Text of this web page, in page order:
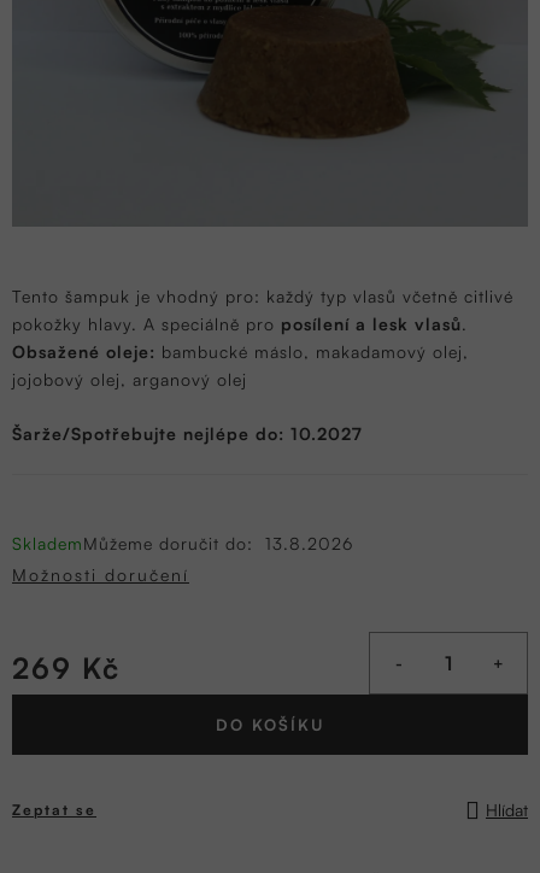
Tento šampuk je vhodný pro: každý typ vlasů včetně citlivé
pokožky hlavy. A speciálně pro posílení a lesk vlasů.
Obsažené oleje: bambucké máslo, makadamový olej,
jojobový olej, arganový olej
Šarže/Spotřebujte nejlépe do: 10.2027
SklademMůžeme doručit do:
13.8.2026
Možnosti doručení
269 Kč
Měrná
DO KOŠÍKU
Zeptat se Hlídat